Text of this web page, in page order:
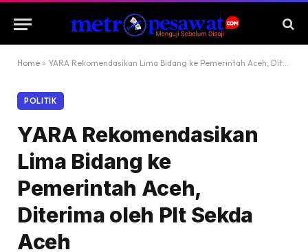
Home » YARA Rekomendasikan Lima Bidang ke Pemerintah Aceh, Diterima oleh Plt Sekda Aceh
POLITIK
YARA Rekomendasikan
Lima Bidang ke
Pemerintah Aceh,
Diterima oleh Plt Sekda
Aceh